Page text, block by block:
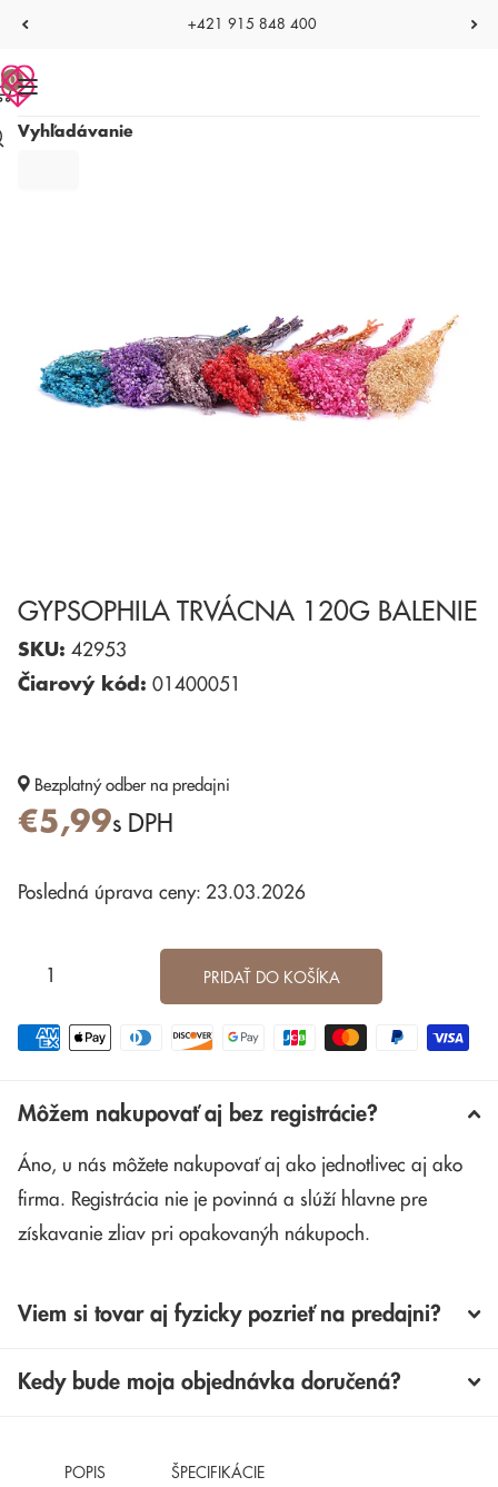
+421 915 848 400
Vyhľadávanie
0
GYPSOPHILA TRVÁCNA 120G BALENIE
SKU: 42953
Čiarový kód: 01400051
Bezplatný odber na predajni
€5,99s DPH
Posledná úprava ceny: 23.03.2026
PRIDAŤ DO KOŠÍKA
Môžem nakupovať aj bez registrácie?
Áno, u nás môžete nakupovať aj ako jednotlivec aj ako
firma. Registrácia nie je povinná a slúží hlavne pre
získavanie zliav pri opakovanýh nákupoch.
Viem si tovar aj fyzicky pozrieť na predajni?
Kedy bude moja objednávka doručená?
POPIS ŠPECIFIKÁCIE